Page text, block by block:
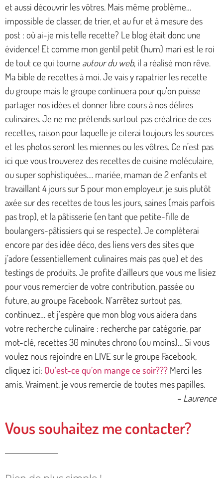
et aussi découvrir les vôtres. Mais même problème…
impossible de classer, de trier, et au fur et à mesure des
post : où ai-je mis telle recette? Le blog était donc une
évidence! Et comme mon gentil petit (hum) mari est le roi
de tout ce qui tourne autour du web, il a réalisé mon rêve.
Ma bible de recettes à moi. Je vais y rapatrier les recette
du groupe mais le groupe continuera pour qu’on puisse
partager nos idées et donner libre cours à nos délires
culinaires. Je ne me prétends surtout pas créatrice de ces
recettes, raison pour laquelle je citerai toujours les sources
et les photos seront les miennes ou les vôtres. Ce n’est pas
ici que vous trouverez des recettes de cuisine moléculaire,
ou super sophistiquées…. mariée, maman de 2 enfants et
travaillant 4 jours sur 5 pour mon employeur, je suis plutôt
axée sur des recettes de tous les jours, saines (mais parfois
pas trop), et la pâtisserie (en tant que petite-fille de
boulangers-pâtissiers qui se respecte). Je complèterai
encore par des idée déco, des liens vers des sites que
j’adore (essentiellement culinaires mais pas que) et des
testings de produits. Je profite d’ailleurs que vous me lisiez
pour vous remercier de votre contribution, passée ou
future, au groupe Facebook. N’arrêtez surtout pas,
continuez… et j’espère que mon blog vous aidera dans
votre recherche culinaire : recherche par catégorie, par
mot-clé, recettes 30 minutes chrono (ou moins)… Si vous
voulez nous rejoindre en LIVE sur le groupe Facebook,
cliquez ici: Qu’est-ce qu’on mange ce soir??? Merci les
amis. Vraiment, je vous remercie de toutes mes papilles.
– Laurence
Vous souhaitez me contacter?